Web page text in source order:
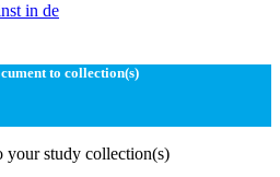
in de
to collection(s)
your study collection(s)